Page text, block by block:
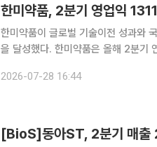
한미약품, 2분기 영업익
한미약품이 글로벌 기술이전 성과와
을 달성했다. 한미약품은 올해 2분기 연결기준 잠정 실적으로 매출 4672억원, 영업이익 1311억원
구개발(R&D)에는 매출 대비 12.9%
2026-07-28 16:44
[BioS]동아ST, 2분기 매출